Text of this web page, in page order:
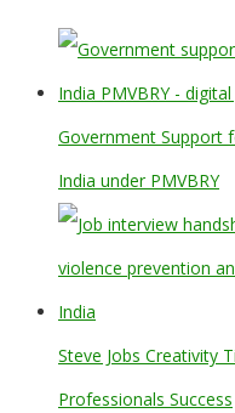
Government Support
India under PMVBRY
Steve Jobs Creativity
Professionals Success